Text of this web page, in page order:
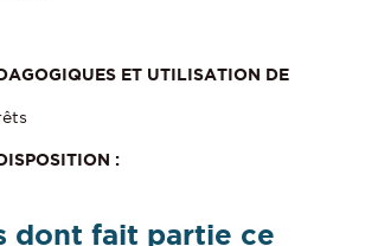
ET UTILISATION DE
:
dont fait partie ce